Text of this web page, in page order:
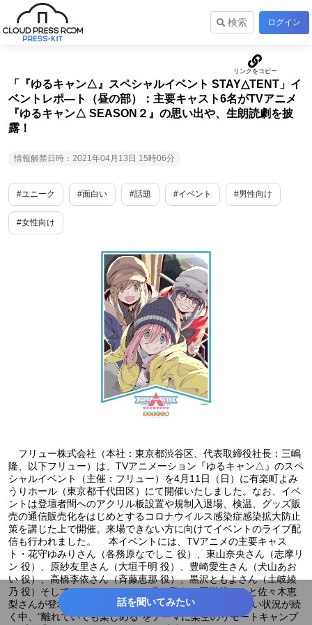
検索 ログイン
「『ゆるキャン△』スペシャルイベント STAY△TENT」イ
ベントレポ―ト（昼の部）：主要キャスト6名がTVアニメ
『ゆるキャン△ SEASON２』の思い出や、生朗読劇を披
露！
情報解禁日時：2021年04月13日 15時06分
#ユニーク #面白い #話題 #イベント #男性向け
#女性向け
フリュー株式会社（本社：東京都渋谷区、代表取締役社長：三嶋
隆、以下フリュー）は、TVアニメーション『ゆるキャン△』のスペ
シャルイベント（主催：フリュー）を4月11日（日）に有楽町よみ
うりホール（東京都千代田区）にて開催いたしました。なお、イベ
ントは登壇者間へのアクリル板設置や規制入退場、検温、グッズ販
売の通信販売化をはじめとするコロナウイルス感染症感染拡大防止
策を講じた上で開催。来場できない方に向けてイベントのライブ配
信も行われました。 本イベントには、TVアニメの主要キャス
ト・花守ゆみりさん（各務原なでしこ 役）、東山奈央さん（志摩リ
ン 役）、原紗友里さん（大垣千明 役）、豊崎愛生さん（犬山あお
い 役）、高橋李依さん（斉藤恵那 役）、黒沢ともよさん（土岐綾
乃 役）そして、TVアニメテーマ曲を歌う、亜咲花さんと佐々木恵
梨さんが登場。コロナ禍でなかなか集まることのできない状況が続
く中、“離れていても楽しめる”をテーマに架空のリモートキャンプ
話を聞いてみたい